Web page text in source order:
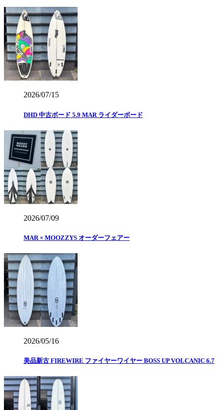
2026/07/15
DHD 中古ボード 5.9 MAR ライダーボード
2026/07/09
MAR × MOOZZYS オーダーフェアー
2026/05/16
美品新古 FIREWIRE ファイヤーワイヤー BOSS UP VOLCANIC 6.7